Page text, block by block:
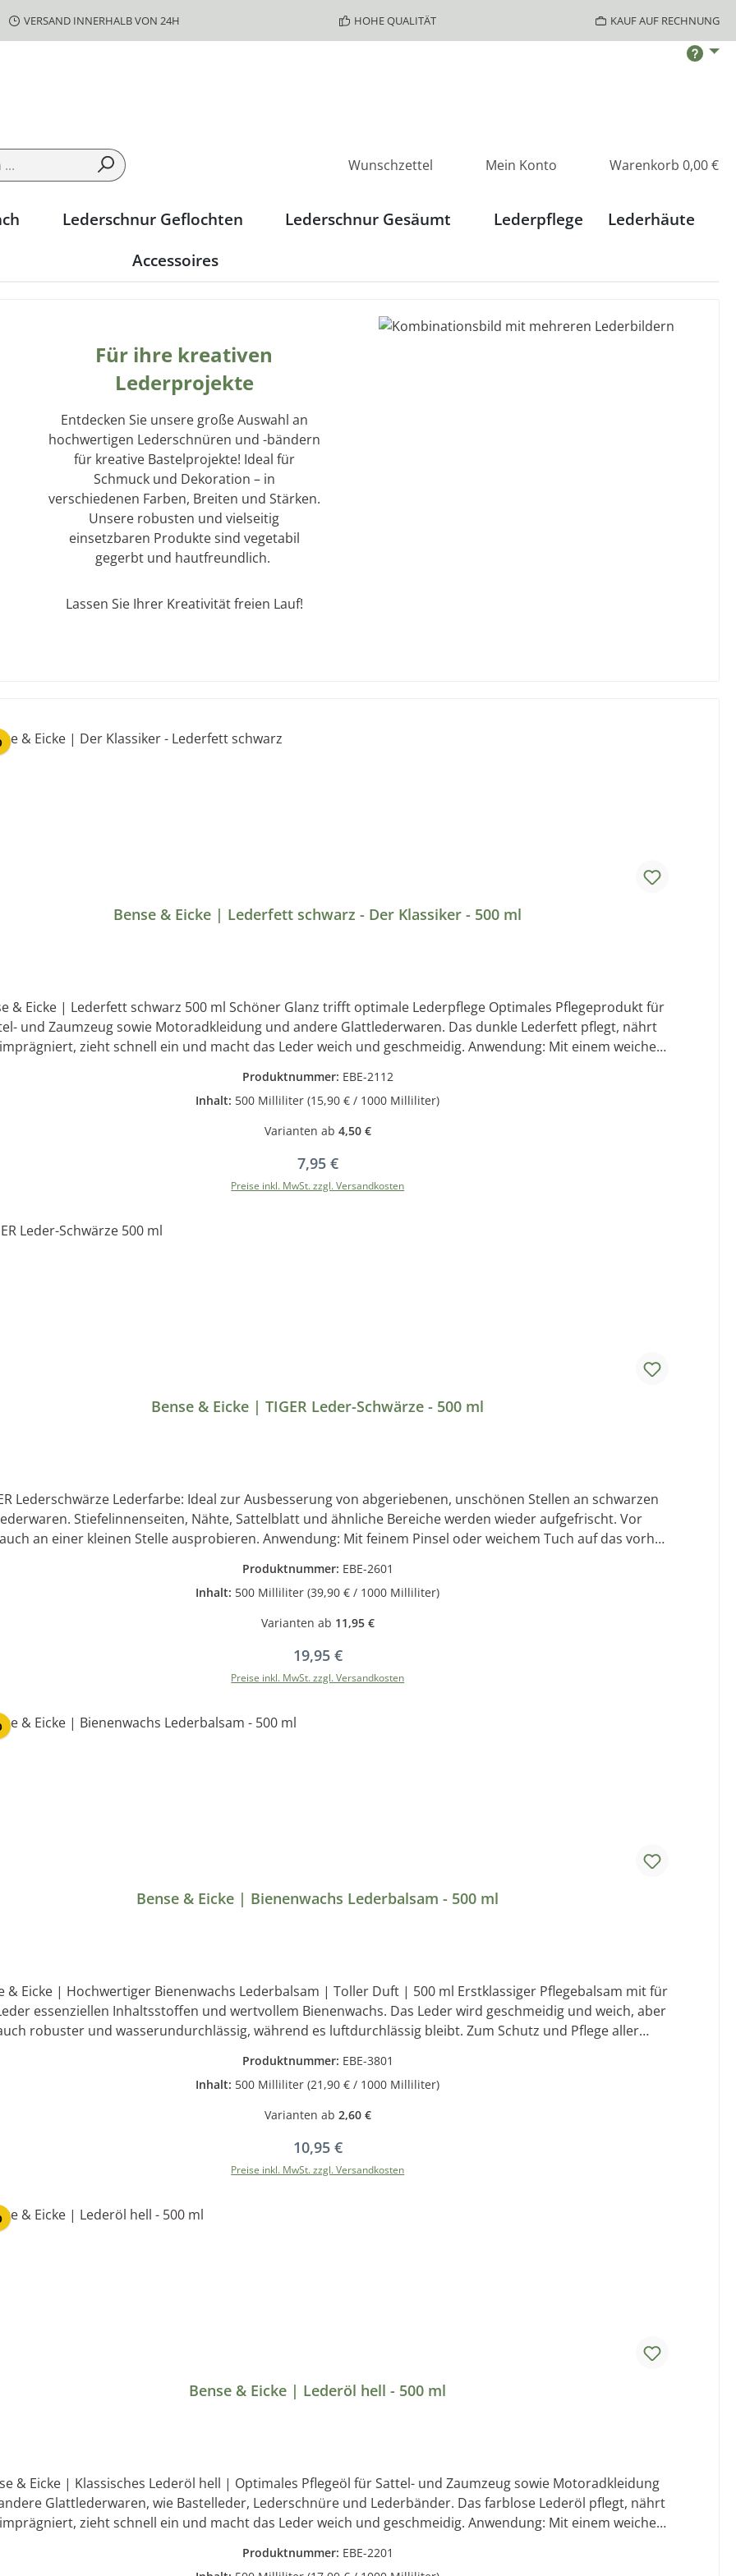
VERSAND INNERHALB VON 24H HOHE QUALITÄT KAUF AUF RECHNUNG
Wunschzettel Mein Konto Warenkorb 0,00 €
Lederschnur Geflochten Lederschnur Gesäumt Lederpflege
Lederhäute
Accessoires
Für ihre kreativen
Lederprojekte
Entdecken Sie unsere große Auswahl an
hochwertigen Lederschnüren und -bändern
für kreative Bastelprojekte! Ideal für
Schmuck und Dekoration – in
verschiedenen Farben, Breiten und Stärken.
Unsere robusten und vielseitig
einsetzbaren Produkte sind vegetabil
gegerbt und hautfreundlich.
Lassen Sie Ihrer Kreativität freien Lauf!
überspringen
Bense & Eicke | Lederfett schwarz - Der Klassiker - 500 ml
& Eicke | Lederfett schwarz 500 ml Schöner Glanz trifft optimale Lederpflege Optimales Pflegeprodukt für
und Zaumzeug sowie Motoradkleidung und andere Glattlederwaren. Das dunkle Lederfett pflegt, nährt
zieht schnell ein und macht das Leder weich und geschmeidig. Anwendung: Mit einem weichen
Vaseline, Parfüm Produkt wird in einem Eimer mit 500 ml geliefert.
Produktnummer: EBE-2112
Inhalt: 500 Milliliter(15,90 € / 1000 Milliliter)
Varianten ab 4,50 €
Regulärer Preis:
7,95 €
Preise inkl. MwSt. zzgl. Versandkosten
Bense & Eicke | TIGER Leder-Schwärze - 500 ml
Lederfarbe: Ideal zur Ausbesserung von abgeriebenen, unschönen Stellen an schwarzen
Stiefelinnenseiten, Nähte, Sattelblatt und ähnliche Bereiche werden wieder aufgefrischt. Vor
einer kleinen Stelle ausprobieren. Anwendung: Mit feinem Pinsel oder weichem Tuch auf das vorher
Durch anschließendes Fetten mit B&E Lederfett oder B&E Lederöl wird ein noch besserer Effekt erzielt.
Produktnummer: EBE-2601
Inhalt: 500 Milliliter(39,90 € / 1000 Milliliter)
Varianten ab 11,95 €
Regulärer Preis:
19,95 €
Preise inkl. MwSt. zzgl. Versandkosten
Bense & Eicke | Bienenwachs Lederbalsam - 500 ml
Eicke | Hochwertiger Bienenwachs Lederbalsam | Toller Duft | 500 ml Erstklassiger Pflegebalsam mit für
essenziellen Inhaltsstoffen und wertvollem Bienenwachs. Das Leder wird geschmeidig und weich, aber
robuster und wasserundurchlässig, während es luftdurchlässig bleibt. Zum Schutz und Pflege aller
kann der Vorgang mehrmals erfolgen. Inhaltsstoffe: Hochwertige Öle, Vaseline, Bienenwachs, Parfüm
Produktnummer: EBE-3801
Inhalt: 500 Milliliter(21,90 € / 1000 Milliliter)
Varianten ab 2,60 €
Regulärer Preis:
10,95 €
Preise inkl. MwSt. zzgl. Versandkosten
Bense & Eicke | Lederöl hell - 500 ml
| Klassisches Lederöl hell | Optimales Pflegeöl für Sattel- und Zaumzeug sowie Motoradkleidung
Glattlederwaren, wie Bastelleder, Lederschnüre und Lederbänder. Das farblose Lederöl pflegt, nährt
zieht schnell ein und macht das Leder weich und geschmeidig. Anwendung: Mit einem weichen
Parfüm
Produktnummer: EBE-2201